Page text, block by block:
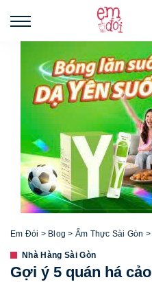
Em Đói > Blog > Ẩm Thực Sài Gòn >
Nhà Hàng Sài Gòn
Gợi ý 5 quán há